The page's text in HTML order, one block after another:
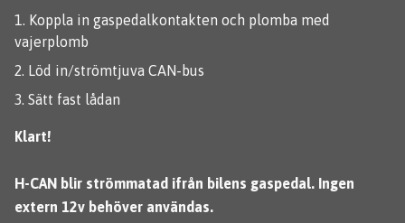
Koppla in gaspedalkontakten och plomba med
vajerplomb
Löd in/strömtjuva CAN-bus
Sätt fast lådan
Klart!
H-CAN blir strömmatad ifrån bilens gaspedal. Ingen
extern 12v behöver användas.